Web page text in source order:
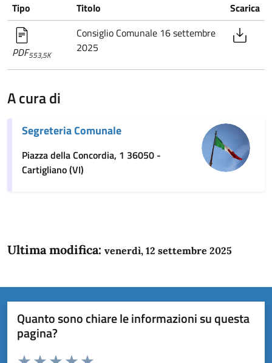
Tipo Titolo Scarica
PDF553,5K
Consiglio Comunale 16 settembre
2025
A cura di
Segreteria Comunale
Piazza della Concordia, 1 36050 -
Cartigliano (VI)
Ultima modifica: venerdì, 12 settembre 2025
Quanto sono chiare le informazioni su questa
pagina?
Domanda
Valuta da 1 a 5 stelle la pagina